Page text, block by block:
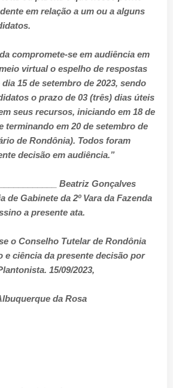
em relação a um ou a alguns
compromete-se em audiência em
virtual o espelho de respostas
15 de setembro de 2023, sendo
o prazo de 03 (três) dias úteis
seus recursos, iniciando em 18 de
terminando em 20 de setembro de
de Rondônia). Todos foram
decisão em audiência.”
Beatriz Gonçalves
de Gabinete da 2º Vara da Fazenda
a presente ata.
o Conselho Tutelar de Rondônia
e ciência da presente decisão por
15/09/2023,
da Rosa